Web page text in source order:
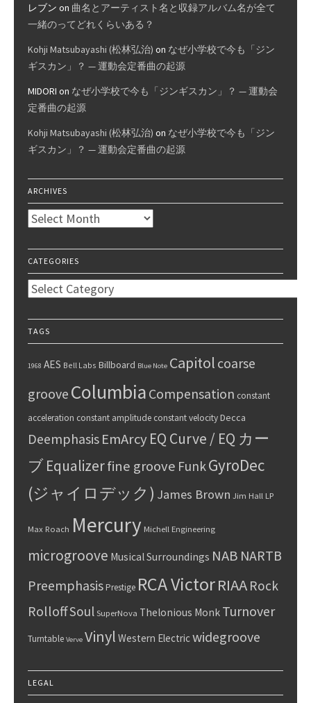
レブン on 曲名とアーティスト名と収録アルバム名が全て
一緒のってどれくらいある？
Kohji Matsubayashi (松林弘治) on なぜ小学校で今も「ジン
ギスカン」？ — 運動会定番曲の起源
MIDORI on なぜ小学校で今も「ジンギスカン」？ — 運動会
定番曲の起源
Kohji Matsubayashi (松林弘治) on なぜ小学校で今も「ジン
ギスカン」？ — 運動会定番曲の起源
ARCHIVES
Archives
CATEGORIES
Categories
TAGS
1968 AES Bell Labs Billboard Blue Note Capitol coarse
groove Columbia Compensation constant
acceleration constant amplitude constant velocityDecca
Deemphasis EmArcyEQ Curve / EQ カー
ブEqualizerfine groove FunkGyroDec
(ジャイロデック) James Brown Jim Hall LP
Max Roach Mercury Michell Engineering
microgroove Musical Surroundings NAB NARTB
PreemphasisPrestige RCA VictorRIAA Rock
RolloffSoul SuperNova Thelonious Monk Turnover
Turntable Verve Vinyl Western Electricwidegroove
LEGAL